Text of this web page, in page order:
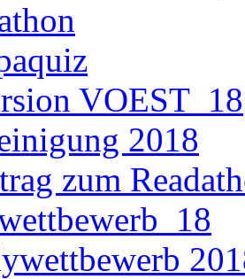
VOEST_18
2018
zum